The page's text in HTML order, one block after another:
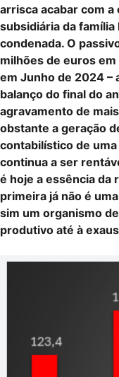
arrisca acabar com
subsidiária da família
condenada. O
milhões de euros
em Junho de 2024 –
balanço do final do
agravamento de
obstante a geração
contabilístico de
continua a ser
é hoje a essência da
primeira já não é
sim um organismo
produtivo até à